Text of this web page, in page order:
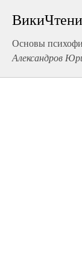
Основы
Александров